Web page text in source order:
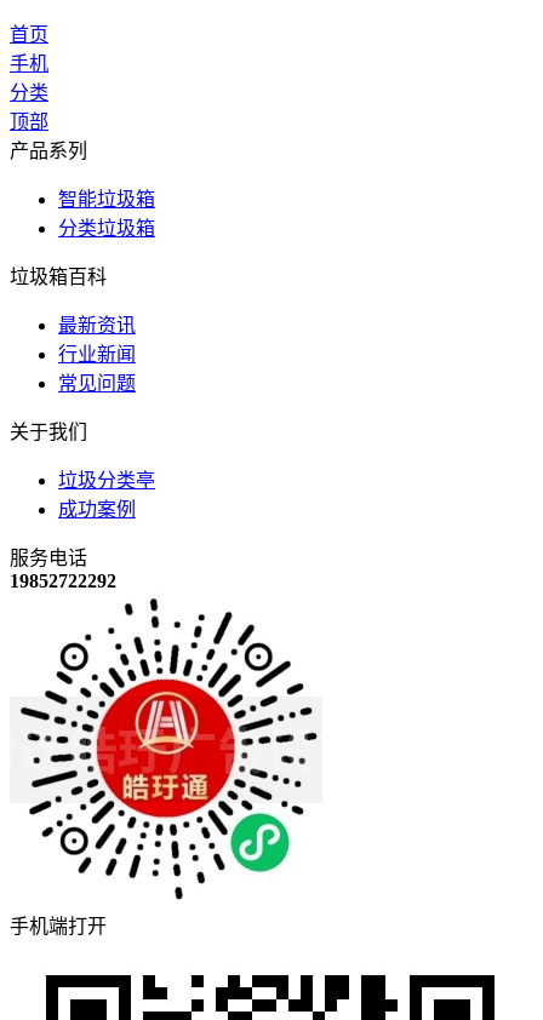
首页
手机
分类
顶部
产品系列
智能垃圾箱
分类垃圾箱
垃圾箱百科
最新资讯
行业新闻
常见问题
关于我们
垃圾分类亭
成功案例
服务电话
19852722292
手机端打开